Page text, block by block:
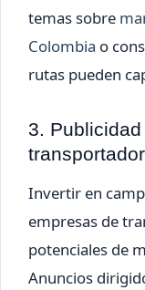
temas sobre
Colombia o
rutas pueden
3.
Invertir en
empresas de
potenciales de
Anuncios